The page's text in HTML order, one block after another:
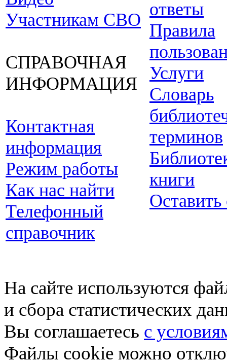
Участникам СВО
СПРАВОЧНАЯ
ИНФОРМАЦИЯ
Контактная
информация
Режим работы
Как нас найти
Телефонный
справочник
ответы
Правила
Услуги
Словарь
терминов
книги
Оставить
На сайте используются
и сбора статистических
Вы соглашаетесь с
Файлы cookie можно